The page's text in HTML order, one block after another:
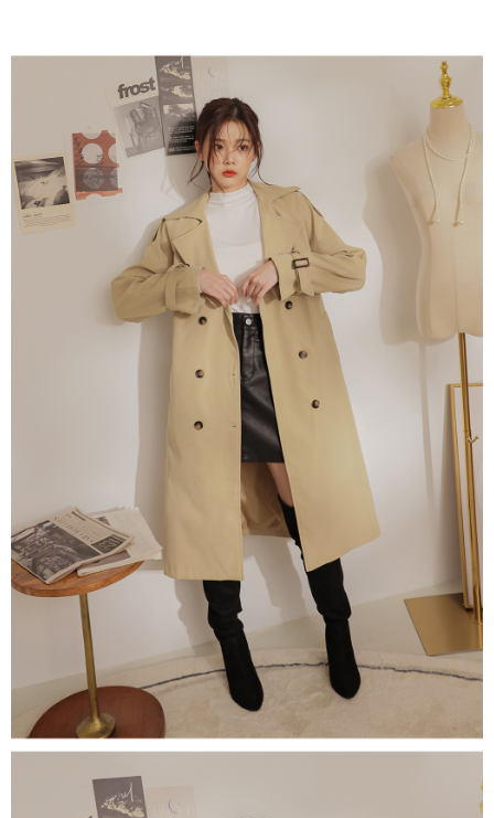
[Arahan Pembayaran]
Pembayaran ansuran melalui OP Pay Later akan dibilkan secara
berasingan dan tidak termasuk dalam bil telekom anda. SMS peringatan
pembayaran akan dihantar selepas kitaran bil bulanan.
Selepas mengakses bil melalui pautan dalam SMS, anda boleh
menyelesaikan pembayaran anda melalui salah satu saluran berikut: kod
bar kedai serbaneka, kedai runcit Taiwan Mobile, pemindahan bank,
JKOPay, atau iPASS MONEY.
[Nota Penting]
Perkhidmatan ini disediakan oleh Taiwan Mobile Co., Ltd. (“Syarikat”),
yang membolehkan pelanggan membeli barangan atau perkhidmatan
melalui perkhidmatan ini pada masa transaksi. Hasil daripada pembelian
atau pembayaran ansuran akan dipindahkan oleh peniaga kepada
Syarikat, dan pelanggan hendaklah membuat pembayaran mengikut
perjanjian menggunakan sistem bil Syarikat.
Untuk memenuhi hubungan kontrak yang terjalin melalui persetujuan
penggunaan OP Pay Later, peniaga akan memberikan maklumat peribadi
anda (termasuk nama, nombor telefon, atau alamat) kepada Syarikat bagi
tujuan pengumpulan, pemprosesan dan penggunaan data yang
diperlukan untuk pengebilan ansuran, termasuk pengesahan,
pengesahan semula dan pembetulan.
Untuk terma perkhidmatan penuh, sila rujuk pautan berikut:
https://oppay.tw/userRule
" target="_blank" class="link revert-
style">https://oppay.tw/userRule
【Panduan Penggunaan Pembayaran Ansuran Gogo】
1. Perkhidmatan ini disediakan oleh Taiwan Mobile, pengguna telefon
mudah alih boleh segera menggunakan tanpa perlu memohon lagi.
(Hanya untuk nombor langganan peribadi, tidak terbuka untuk syarikat
2. Pilihan kaedah pembayaran "Pembayaran Ansuran Gogo", selepas
pesanan ditubuhkan, akan secara automatik dialihkan ke proses
Tempoh pembayaran dikira dari masa kedai meminta pembayaran anda,
ditambah dengan bilangan hari yang boleh dilanjutkan oleh AFTEE. Anda
boleh melanjutkan tempoh pembayaran anda sebelum anda menerima
pesanan. Walau bagaimanapun, tiada jaminan bahawa anda boleh
menerima pesanan anda semasa tempoh pembayaran (cth.: produk
prapesanan atau produk yang mungkin mengambil masa yang lebih
lama untuk dihantar). Oleh itu, anda dikehendaki membuat pembayaran
kepada AFTEE dalam tempoh sama ada anda menerima pesanan.
Kedua, Sekatan Pembayaran
1. Jumlah yang diperakui untuk pengguna kali pertama boleh sehingga
NT$10,000. Amaun diperakui sebenar yang diluluskan akan berdasarkan
keputusan pensijilan dan semakan oleh AFTEE.
2. Amaun perbelanjaan minimum mestilah lebih besar daripada NT$20.
3. Pada masa ini hanya tersedia untuk ahli Taiwan.
Perkhidmatan AFTEE Beli Sekarang Bayar Kemudian disediakan oleh NP
Taiwan, Inc. dan AFTEE akan membuat bil kepada pengguna. AFTEE
akan menggunakan data peribadi yang dikumpul (termasuk nama
pembeli, no. telefon, nama penerima, no. telefon, alamat penerima) untuk
penggunaan perkhidmatan. Sila rujuk kepada "Penyata Pengumpulan
Data Peribadi, Pemprosesan, Penggunaan"
(https://aftee.tw/privacypolicy/
) untuk maklumat lanjut.
Jumlah yang diperakui untuk pengguna kali pertama yang lulus
kelulusan boleh sehingga NT$10,000. Jika pengguna tidak membuat
pembayaran dalam tempoh tersebut, yuran pembayaran lewat sebanyak
20% setahun akan dikenakan. Pengguna bawah umur dikehendaki
mendapatkan kebenaran daripada ibu bapa atau penjaga yang sah
untuk menggunakan AFTEE.
Sila hubungi NP Taiwan Inc. di cs_tw@netprotections.co.jp
mempunyai sebarang kebimbangan mengenai pemprosesan dan
penggunaan pada data peribadi. Jika anda tidak bersetuju dengan data
oleh AFTEE, sila jangan gunakan perkhidmatan ini.
已關閉，請勿下單(付取)
NT$10,000/pesanan
7-11取貨付款
NT$60/pesanan | Penghantaran percuma untuk pesanan
NT$1,800 atau lebih
NT$60/pesanan | Penghantaran percuma untuk pesanan
NT$1,600 atau lebih
NT$100/pesanan | Penghantaran percuma untuk pesanan
Kadar Penghantaran